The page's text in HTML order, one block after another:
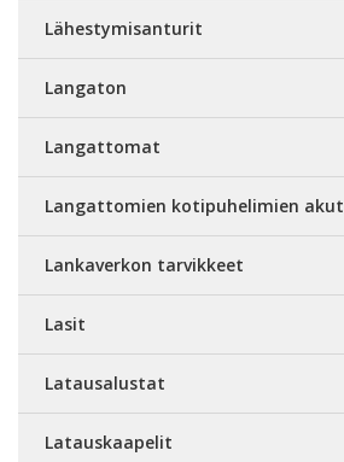
Lähestymisanturit
Langaton
Langattomat
Langattomien kotipuhelimien akut
Lankaverkon tarvikkeet
Lasit
Latausalustat
Latauskaapelit